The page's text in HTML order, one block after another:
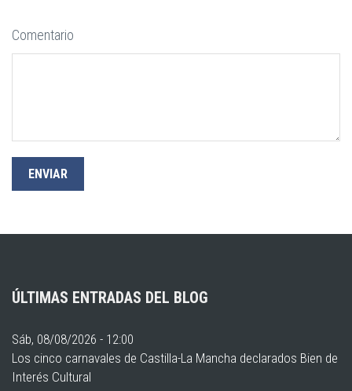
Comentario
ÚLTIMAS ENTRADAS DEL BLOG
Sáb, 08/08/2026 - 12:00
Los cinco carnavales de Castilla-La Mancha declarados Bien de
Interés Cultural